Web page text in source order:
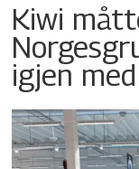
Kiwi
igjen